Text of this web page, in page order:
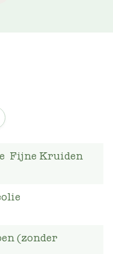
Fijne Kruiden
(zonder